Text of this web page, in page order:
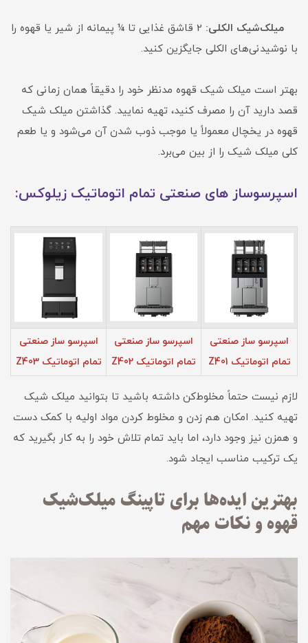
میلک‌شیک الکلی:
2 قاشق غذایی تا ¼ پیمانه از شیر یا قهوه را
با نوشیدنی‌های الکلی جایگزین کنید.
بهتر است میلک شیک قهوه مدنظر خود را دقیقاً همان‌ زمانی که
قصد دارید آن را مصرف کنید، تهیه نمایید. گذاشتن میلک شیک
قهوه در یخچال معمولاً یا موجب ذوب شدن آن می‌شود و یا طعم
کلی میلک شیک را از بین می‌برد.
اسپرسوساز های صنعتی تمام اتوماتیک زیلوکس:
اسپرسو ساز صنعتی
تمام اتوماتیک Z401
اسپرسو ساز صنعتی
تمام اتوماتیک Z402
اسپرسو ساز صنعتی
تمام اتوماتیک Z403
لازم نیست حتماً مخلوط‌کن داشته باشید تا بتوانید میلک شیک
تهیه کنید. امکان هم زدن و مخلوط کردن مواد اولیه با کمک دست
و همزن نیز وجود دارد، اما باید تمام تلاش خود را به کار بگیرید که
یک ترکیب مناسب ایجاد شود.
بهترین ایده‌ها برای تاپینگ میلک‌شیک
قهوه و نکات مهم